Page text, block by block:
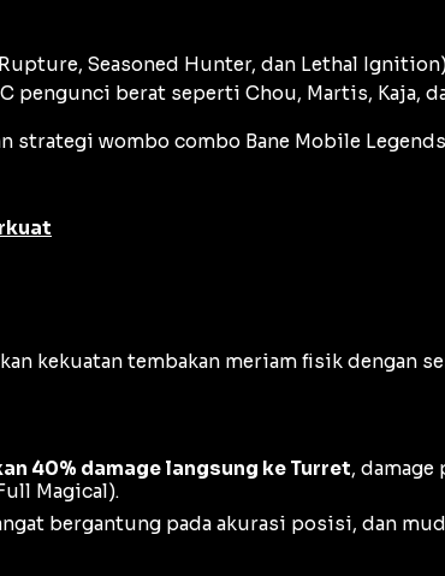
Seasoned Hunter, dan Lethal
pengunci berat seperti Chou, Martis, Kaja,
strategi wombo combo Bane Mobile
kekuatan tembakan meriam fisik dengan
40% damage langsung ke Turret,
Full Magical).
bergantung pada akurasi posisi, dan